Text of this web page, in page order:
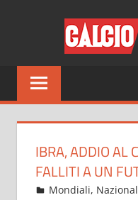
Tutto
sul
del
solo
IBRA, ADDIO AL
FALLITI A UN
Marzo 30, 2022
admin
Mondiali,